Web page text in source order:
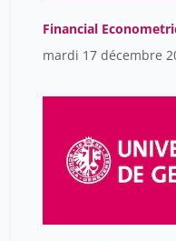
Financial
mardi 17 décembre